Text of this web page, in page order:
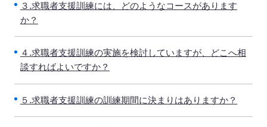
３.求職者支援訓練には、どのようなコースがあります
か？
４.求職者支援訓練の実施を検討していますが、どこへ相
談すればよいですか？
５.求職者支援訓練の訓練期間に決まりはありますか？